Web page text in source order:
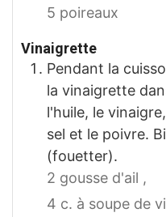
5 poireaux
Vinaigrette
Pendant la
la vinaigrette
l'huile, le
sel et le poivre.
(fouetter).
2 gousse d'ail ,
4 c. à soupe de